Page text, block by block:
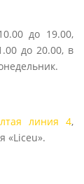
до 19.00,
до 20.00, в
линия 4,
«Liceu».